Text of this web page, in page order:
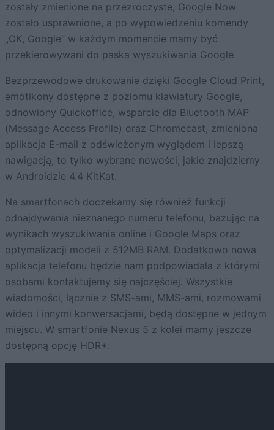
zostały zmienione na przezroczyste, Google Now
zostało usprawnione, a po wypowiedzeniu komendy
„OK, Google” w każdym momencie mamy być
przekierowywani do paska wyszukiwania Google.
Bezprzewodowe drukowanie dzięki Google Cloud Print,
emotikony dostępne z poziomu klawiatury Google,
odnowiony Quickoffice, wsparcie dla Bluetooth MAP
(Message Access Profile) oraz Chromecast, zmieniona
aplikacja E-mail z odświeżonym wyglądem i lepszą
nawigacją, to tylko wybrane nowości, jakie znajdziemy
w Androidzie 4.4 KitKat.
Na smartfonach doczekamy się również funkcji
odnajdywania nieznanego numeru telefonu, bazując na
wynikach wyszukiwania online i Google Maps oraz
optymalizacji modeli z 512MB RAM. Dodatkowo nowa
aplikacja telefonu będzie nam podpowiadała z którymi
osobami kontaktujemy się najczęściej. Wszystkie
wiadomości, łącznie z SMS-ami, MMS-ami, rozmowami
wideo i innymi konwersacjami, będą dostępne w jednym
miejscu. W smartfonie Nexus 5 z kolei mamy jeszcze
dostępną opcję HDR+.